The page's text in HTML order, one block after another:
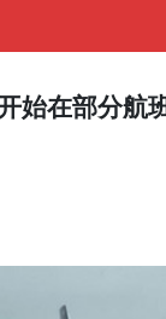
始在部分航